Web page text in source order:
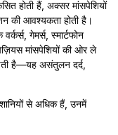
होती हैं, अक्सर मांसपेशियों
की आवश्यकता होती है।
गेमर्स, स्मार्टफोन
मांसपेशियों की ओर ले
है—यह असंतुलन दर्द,
से अधिक हैं, उनमें